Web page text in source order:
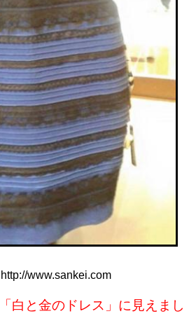
www.sankei.com
白と金のドレス」に見えまし